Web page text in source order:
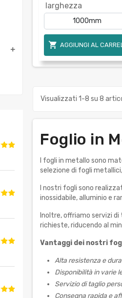
larghezza
 AGGIUNGI AL
Visualizzati 1-8 su 8
Foglio in
I fogli in metallo sono
selezione di fogli
I nostri fogli sono
inossidabile, alluminio e
Inoltre, offriamo servizi
richieste, riducendo al
Vantaggi dei nostri
Alta resistenza e
Disponibilità in varie
Servizio di taglio
Consegna rapida e